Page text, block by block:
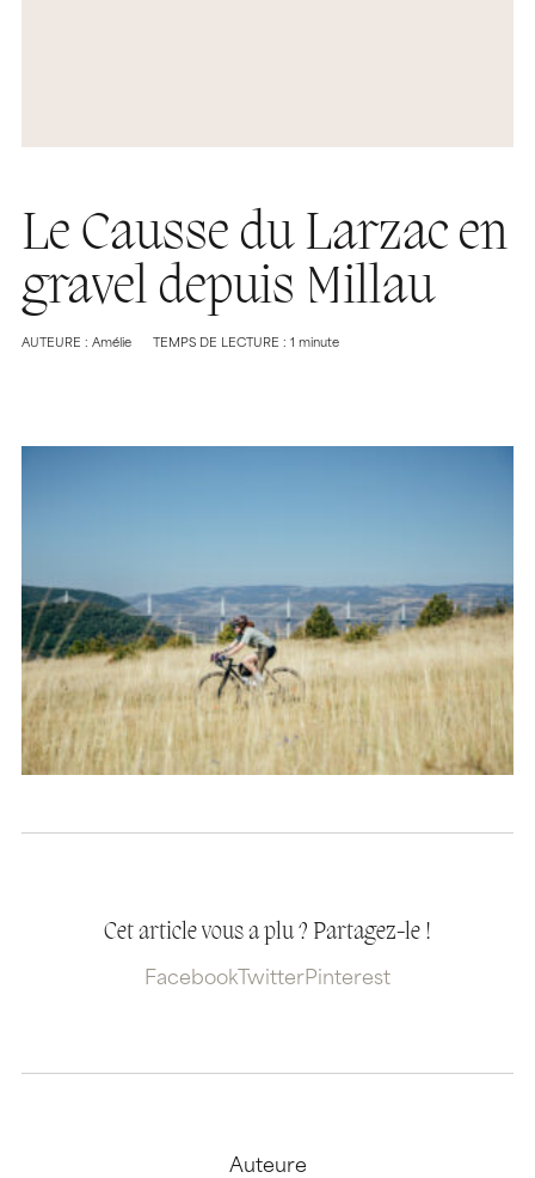
Le Causse du Larzac en
gravel depuis Millau
AUTEURE : Amélie TEMPS DE LECTURE : 1 minute
Cet article vous a plu ? Partagez-le !
Facebook TwitterPinterest
Auteure